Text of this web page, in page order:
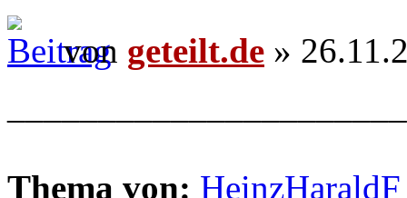
von geteilt.de »
Thema von: HeinzHaraldF